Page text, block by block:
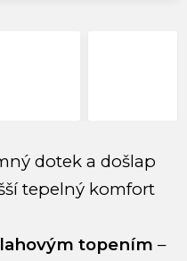
dotek a došlap
tepelný komfort
topením –